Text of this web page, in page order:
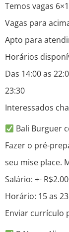
Temos vagas
Vagas para
Apto para
Horários
Das 14:00 as
23:30
Interessados
Bali Burguer
Fazer o pré-
seu mise place.
Salário: +-
Horário: 15 as
Enviar currículo